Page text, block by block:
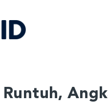
Runtuh,